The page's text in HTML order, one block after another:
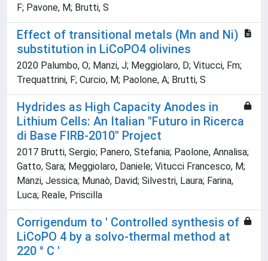
F; Pavone, M; Brutti, S
Effect of transitional metals (Mn and Ni)
substitution in LiCoPO4 olivines
2020 Palumbo, O; Manzi, J; Meggiolaro, D; Vitucci, Fm;
Trequattrini, F; Curcio, M; Paolone, A; Brutti, S
Hydrides as High Capacity Anodes in
Lithium Cells: An Italian "Futuro in Ricerca
di Base FIRB-2010" Project
2017 Brutti, Sergio; Panero, Stefania; Paolone, Annalisa;
Gatto, Sara; Meggiolaro, Daniele; Vitucci Francesco, M;
Manzi, Jessica; Munaò, David; Silvestri, Laura; Farina,
Luca; Reale, Priscilla
Corrigendum to ' Controlled synthesis of
LiCoPO 4 by a solvo-thermal method at
220 ° C '